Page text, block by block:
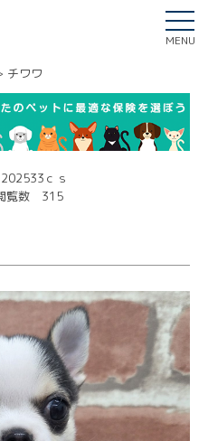
MENU
チワワ
ｃｓ
覧数 315